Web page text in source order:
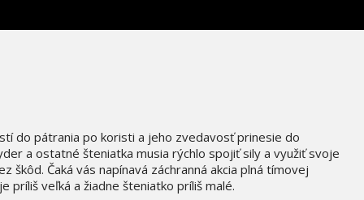
do pátrania po koristi a jeho zvedavosť prinesie do
a ostatné šteniatka musia rýchlo spojiť sily a využiť svoje
škôd. Čaká vás napínavá záchranná akcia plná tímovej
príliš veľká a žiadne šteniatko príliš malé.